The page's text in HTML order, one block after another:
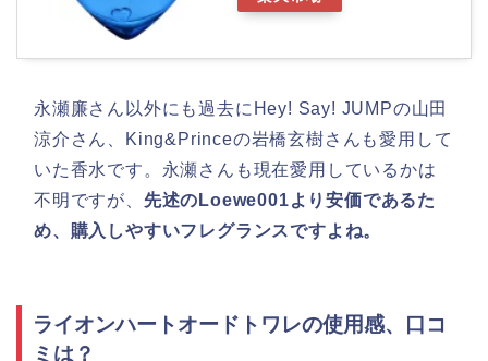
永瀬廉さん以外にも過去にHey! Say! JUMPの山田
涼介さん、King&Princeの岩橋玄樹さんも愛用して
いた香水です。永瀬さんも現在愛用しているかは
不明ですが、 先述のLoewe001より安価であるた
め、購入しやすいフレグランスですよね。
ライオンハートオードトワレの使用感、口コ
ミは？